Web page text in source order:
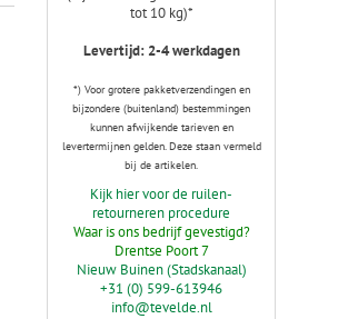
tot 10 kg)*
Levertijd: 2-4 werkdagen
*) Voor grotere pakketverzendingen en
bijzondere (buitenland) bestemmingen
kunnen afwijkende tarieven en
levertermijnen gelden. Deze staan vermeld
bij de artikelen.
Kijk hier voor de ruilen-
retourneren procedure
Waar is ons bedrijf gevestigd?
Drentse Poort 7
Nieuw Buinen (Stadskanaal)
+31 (0) 599-613946
info@tevelde.nl